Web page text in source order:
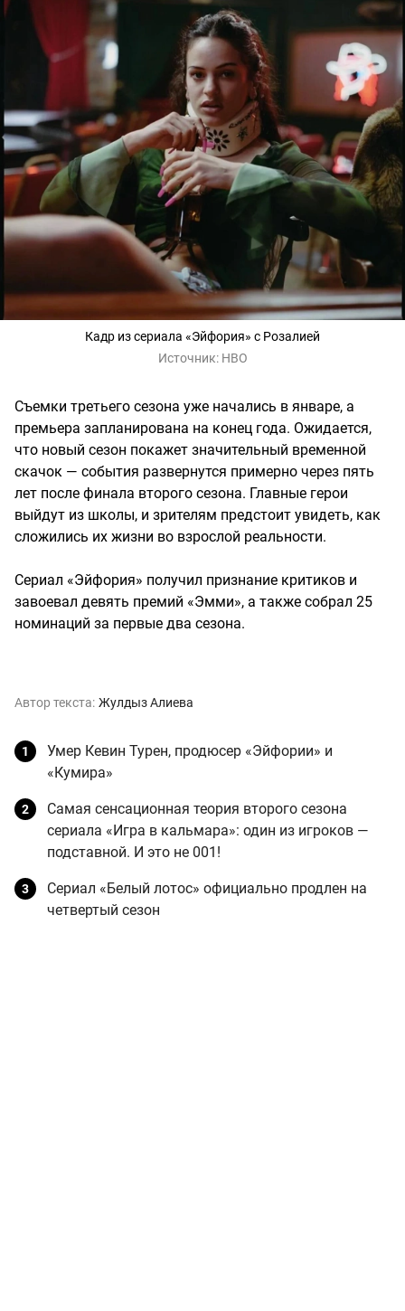
Кадр из сериала «Эйфория» с Розалией
Источник: HBO
Съемки третьего сезона уже начались в январе, а
премьера запланирована на конец года. Ожидается,
что новый сезон покажет значительный временной
скачок — события развернутся примерно через пять
лет после финала второго сезона. Главные герои
выйдут из школы, и зрителям предстоит увидеть, как
сложились их жизни во взрослой реальности.
Сериал «Эйфория» получил признание критиков и
завоевал девять премий «Эмми», а также собрал 25
номинаций за первые два сезона.
Автор текста: Жулдыз Алиева
Умер Кевин Турен, продюсер «Эйфории» и
«Кумира»
Самая сенсационная теория второго сезона
сериала «Игра в кальмара»: один из игроков —
подставной. И это не 001!
Сериал «Белый лотос» официально продлен на
четвертый сезон